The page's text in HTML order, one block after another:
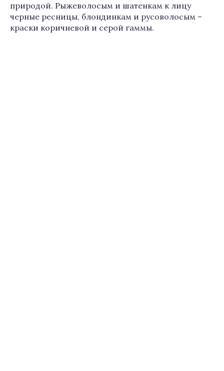
природой. Рыжеволосым и шатенкам к лицу
черные ресницы, блондинкам и русоволосым –
краски коричневой и серой гаммы.